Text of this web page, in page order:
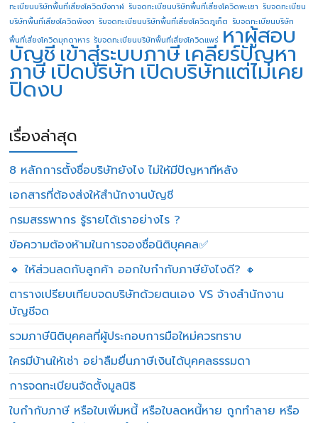
ทะเบียนบริษัทพื้นที่เสี่ยงโควิดบึงกาฬ รับจดทะเบียนบริษัทพื้นที่เสี่ยงโควิดพะเยา รับจดทะเบียน
บริษัทพื้นที่เสี่ยงโควิดพังงา รับจดทะเบียนบริษัทพื้นที่เสี่ยงโควิดภูเก็ต รับจดทะเบียนบริษัท
พื้นที่เสี่ยงโควิดมุกดาหาร รับจดทะเบียนบริษัทพื้นที่เสี่ยงโควิดแพร่ หาผู้สอบ
บัญชี เข้าสู่ระบบภาษี เคลียร์ปัญหา
ภาษีเปิดบริษัทเปิดบริษัทแต่ไม่เคย
ปิดงบ
เรื่องล่าสุด
8 หลักการตั้งชื่อบริษัทยังไง ไม่ให้มีปัญหาทีหลัง
เอกสารที่ต้องส่งให้สำนักงานบัญชี
กรมสรรพากร รู้รายได้เราอย่างไร ?
ข้อความต้องห้ามในการจองชื่อนิติบุคคล✅
🔸 ให้ส่วนลดกับลูกค้า ออกใบกำกับภาษียังไงดี? 🔸
ตารางเปรียบเทียบจดบริษัทด้วยตนเอง VS จ้างสำนักงาน
บัญชีจด
รวมภาษีนิติบุคคลที่ผู้ประกอบการมือใหม่ควรทราบ
ใครมีบ้านให้เช่า อย่าลืมยื่นภาษีเงินได้บุคคลธรรมดา
การจดทะเบียนจัดตั้งมูลนิธิ
ใบกำกับภาษี หรือใบเพิ่มหนี้ หรือใบลดหนี้หาย ถูกทำลาย หรือ